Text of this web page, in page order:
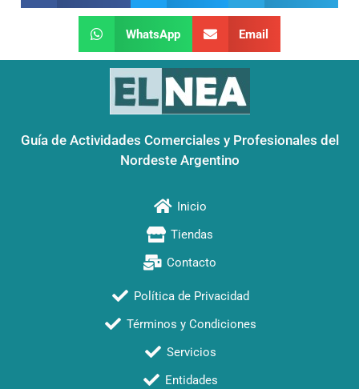
WhatsApp Email
Guía de Actividades Comerciales y Profesionales del
Nordeste Argentino
Inicio
Tiendas
Contacto
Política de Privacidad
Términos y Condiciones
Servicios
Entidades